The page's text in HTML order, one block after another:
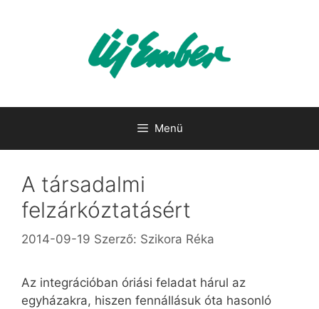
Menü
A társadalmi
felzárkóztatásért
2014-09-19 Szerző: Szikora Réka
Az integrációban óriási feladat hárul az
egyházakra, hiszen fennállásuk óta hasonló